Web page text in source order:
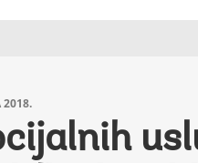
2018.